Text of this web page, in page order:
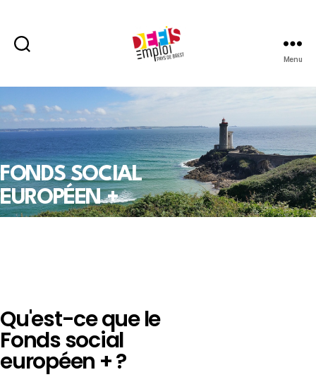
Menu
FONDS SOCIAL
EUROPÉEN +
Qu'est-ce que le
Fonds social
européen + ?